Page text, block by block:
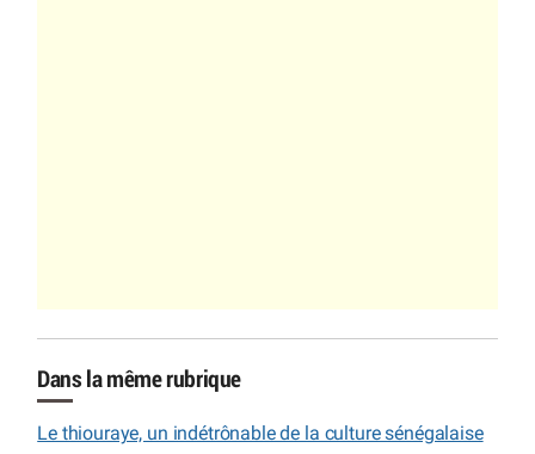
Dans la même rubrique
Le thiouraye, un indétrônable de la culture sénégalaise